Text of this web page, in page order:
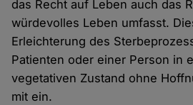
das Recht auf Leben auch das
würdevolles Leben umfasst.
Erleichterung des
Patienten oder einer Person in
vegetativen Zustand ohne
mit ein.